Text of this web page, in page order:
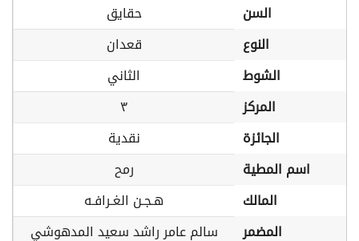
السن
حقايق
النوع
قعدان
الشوط
الثاني
المركز
٣
الجائزة
نقدية
اسم المطية
رمح
المالك
هـجـن الغـرافـه
المضمر
سالم عامر راشد سعيد المدهوشي